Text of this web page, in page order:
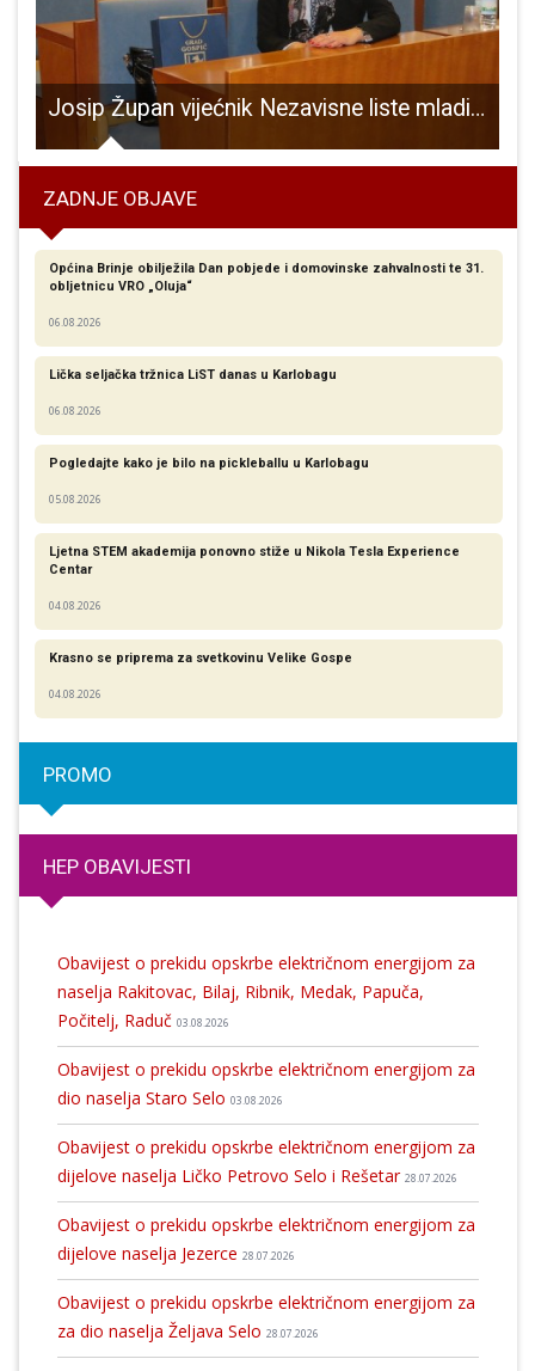
Josip Župan vijećnik Nezavisne liste mladih pitao HDZ-ove članove Vijeća grada Gospića: “pa ljudi tko vam nosi glavu?”
ZADNJE OBJAVE
Općina Brinje obilježila Dan pobjede i domovinske zahvalnosti te 31.
obljetnicu VRO „Oluja“
06.08.2026
Lička seljačka tržnica LiST danas u Karlobagu
06.08.2026
Pogledajte kako je bilo na pickleballu u Karlobagu
05.08.2026
Ljetna STEM akademija ponovno stiže u Nikola Tesla Experience
Centar
04.08.2026
Krasno se priprema za svetkovinu Velike Gospe
04.08.2026
PROMO
HEP OBAVIJESTI
Obavijest o prekidu opskrbe električnom energijom za
naselja Rakitovac, Bilaj, Ribnik, Medak, Papuča,
Počitelj, Raduč 03.08.2026
Obavijest o prekidu opskrbe električnom energijom za
dio naselja Staro Selo 03.08.2026
Obavijest o prekidu opskrbe električnom energijom za
dijelove naselja Ličko Petrovo Selo i Rešetar 28.07.2026
Obavijest o prekidu opskrbe električnom energijom za
dijelove naselja Jezerce 28.07.2026
Obavijest o prekidu opskrbe električnom energijom za
za dio naselja Željava Selo 28.07.2026